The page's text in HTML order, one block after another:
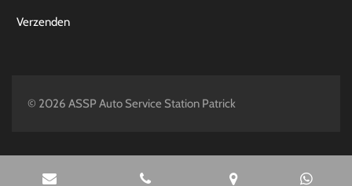
Verzenden
© 2026 ASSP Auto Service Station Patrick